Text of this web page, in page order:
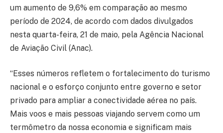
um aumento de 9,6% em comparação ao mesmo
período de 2024, de acordo com dados divulgados
nesta quarta-feira, 21 de maio, pela Agência Nacional
de Aviação Civil (Anac).
“Esses números refletem o fortalecimento do turismo
nacional e o esforço conjunto entre governo e setor
privado para ampliar a conectividade aérea no país.
Mais voos e mais pessoas viajando servem como um
termômetro da nossa economia e significam mais